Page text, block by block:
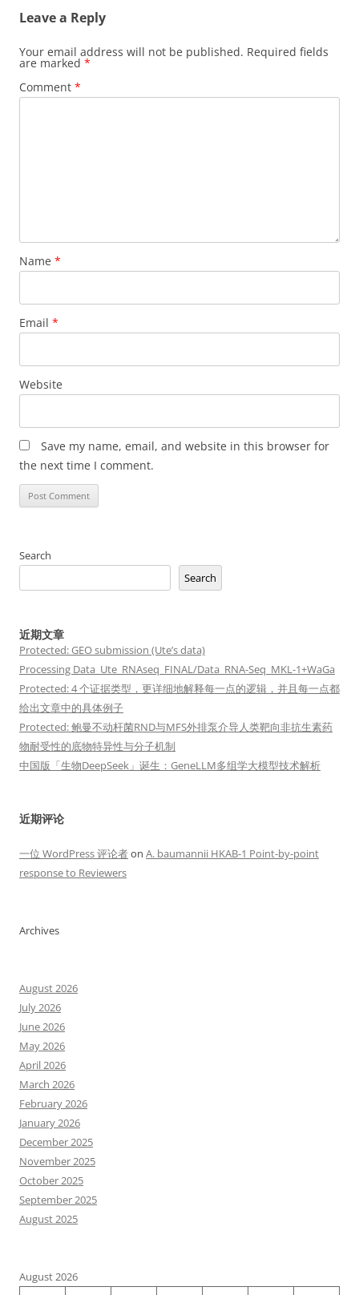
Leave a Reply
Your email address will not be published. Required fields
are marked *
Comment *
Name *
Email *
Website
Save my name, email, and website in this browser for
the next time I comment.
Search
Search
近期文章
Protected: GEO submission (Ute’s data)
Processing Data_Ute_RNAseq_FINAL/Data_RNA-Seq_MKL-1+WaGa
Protected: 4 个证据类型，更详细地解释每一点的逻辑，并且每一点都
给出文章中的具体例子
Protected: 鲍曼不动杆菌RND与MFS外排泵介导人类靶向非抗生素药
物耐受性的底物特异性与分子机制
中国版「生物DeepSeek」诞生：GeneLLM多组学大模型技术解析
近期评论
一位 WordPress 评论者on A. baumannii HKAB-1 Point-by-point
response to Reviewers
Archives
August 2026
July 2026
June 2026
May 2026
April 2026
March 2026
February 2026
January 2026
December 2025
November 2025
October 2025
September 2025
August 2025
August 2026